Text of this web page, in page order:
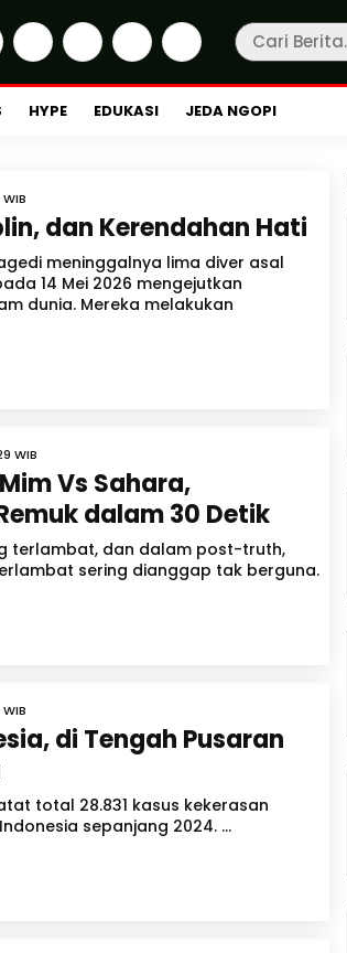
HYPE EDUKASI JEDA NGOPI
dan Kerendahan Hati
meninggalnya lima diver asal
14 Mei 2026 mengejutkan
dunia. Mereka melakukan
WIB
Vs Sahara,
dalam 30 Detik
terlambat, dan dalam post-truth,
sering dianggap tak berguna.
di Tengah Pusaran
total 28.831 kasus kekerasan
sepanjang 2024. ...